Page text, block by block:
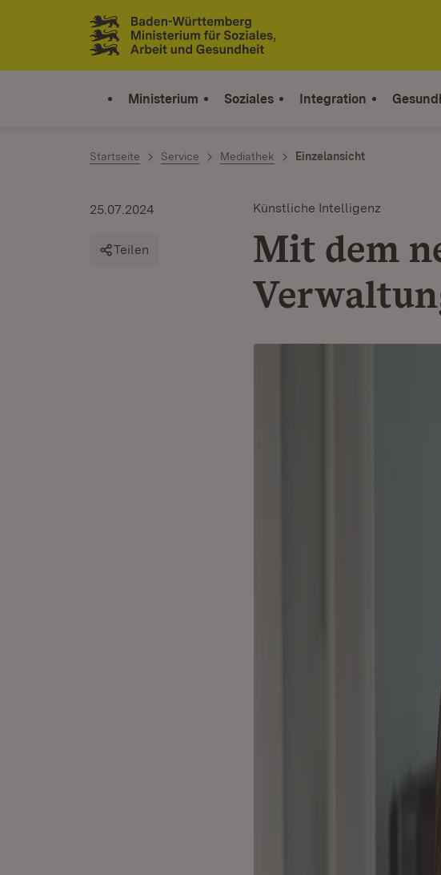
Zum Inhalt springen
Link zur Startseite
Ministerium Soziales Integration
Startseite Service Mediathek Einzelansicht
Künstliche Intelligenz
Mit dem
25.07.2024
Teilen